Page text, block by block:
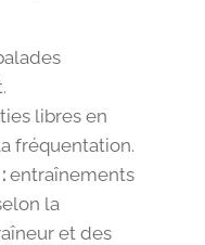
libres en
fréquentation.
entraînements
la
et des